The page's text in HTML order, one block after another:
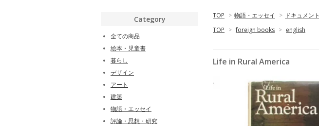
TOP > 物語・エッセイ > ドキュメント
TOP > foreign books > english
Life in Rural America
Category
全ての商品
絵本・児童書
暮らし
デザイン
アート
建築
物語・エッセイ
評論・思想・研究